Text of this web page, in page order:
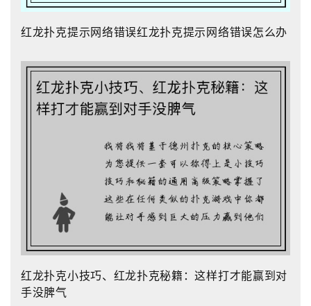
红龙扑克提示网络错误红龙扑克提示网络错误怎么办
红龙扑克小技巧、红龙扑克秘籍：这样打才能赢到对
手没脾气